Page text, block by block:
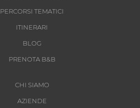
PERCORSI TEMATICI
ITINERARI
BLOG
PRENOTA B&B
CHI SIAMO
AZIENDE